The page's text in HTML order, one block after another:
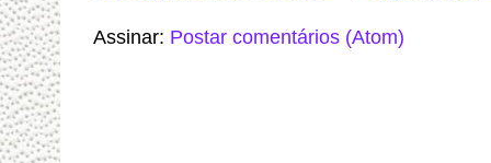
Assinar: Postar comentários (Atom)